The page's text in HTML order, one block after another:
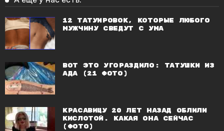
12 татуировок, которые любого
мужчину сведут с ума
Вот это угораздило: татушки из
ада (21 фото)
Красавицу 20 лет назад облили
кислотой. Какая она сейчас
(фото)